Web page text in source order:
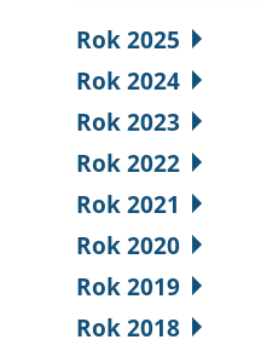
Rok 2025
Rok 2024
Rok 2023
Rok 2022
Rok 2021
Rok 2020
Rok 2019
Rok 2018